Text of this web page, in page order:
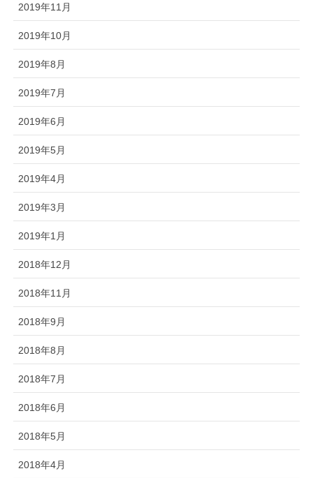
2019年11月
2019年10月
2019年8月
2019年7月
2019年6月
2019年5月
2019年4月
2019年3月
2019年1月
2018年12月
2018年11月
2018年9月
2018年8月
2018年7月
2018年6月
2018年5月
2018年4月